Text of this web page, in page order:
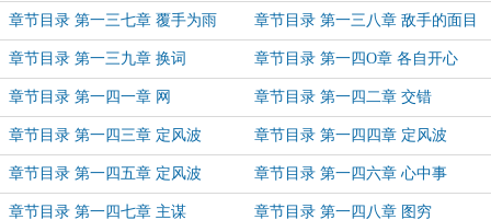
章节目录 第一三七章 覆手为雨 章节目录 第一三八章 敌手的面目
章节目录 第一三九章 换词 章节目录 第一四O章 各自开心
章节目录 第一四一章 网 章节目录 第一四二章 交错
章节目录 第一四三章 定风波
（一）
章节目录 第一四四章 定风波
（二）
章节目录 第一四五章 定风波
（三）
章节目录 第一四六章 心中事
章节目录 第一四七章 主谋 章节目录 第一四八章 图穷